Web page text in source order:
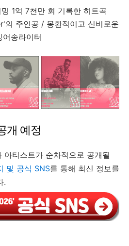
1억 7천만 회 기록한 히트곡
의 주인공 / 몽환적이고 신비로운
어송라이터
개 예정
아티스트가 순차적으로 공개될
및 공식 SNS를 통해 최신 정보를
.